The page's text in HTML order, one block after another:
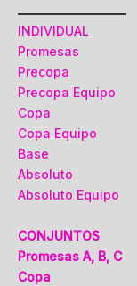
INDIVIDUAL
Promesas
Precopa
Precopa Equipo
Copa
Copa Equipo
Base
Absoluto
Absoluto Equipo
CONJUNTOS
Promesas A, B, C
Copa